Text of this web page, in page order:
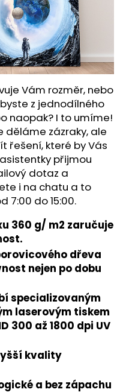
Vám rozměr, nebo
z jednodílného
naopak? I to umíme!
děláme zázraky, ale
řešení, které by Vás
přijmou
dotaz a
i na chatu a to
7:00 do 15:00.
360 g/ m2 zaručuje
dřeva
nejen po dobu
specializovaným
laserovým tiskem
300 až 1800 dpi UV
kvality
a bez zápachu